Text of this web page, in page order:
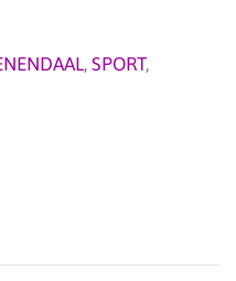
, SPORT,